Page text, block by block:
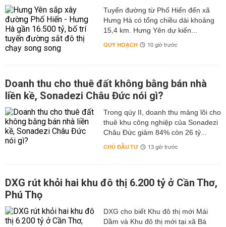
Tuyến đường từ Phố Hiến đến xã
Hưng Hà có tổng chiều dài khoảng
15,4 km. Hưng Yên dự kiến...
QUY HOẠCH 10 giờ trước
Doanh thu cho thuê đất không bằng bán nhà
liền kề, Sonadezi Châu Đức nói gì?
Trong qúy II, doanh thu mảng lõi cho
thuê khu công nghiệp của Sonadezi
Châu Đức giảm 84% còn 26 tỷ...
CHỦ ĐẦU TƯ 13 giờ trước
DXG rút khỏi hai khu đô thị 6.200 tỷ ở Cần Thơ,
Phú Thọ
DXG cho biết Khu đô thị mới Mái
Dầm và Khu đô thị mới tại xã Bá